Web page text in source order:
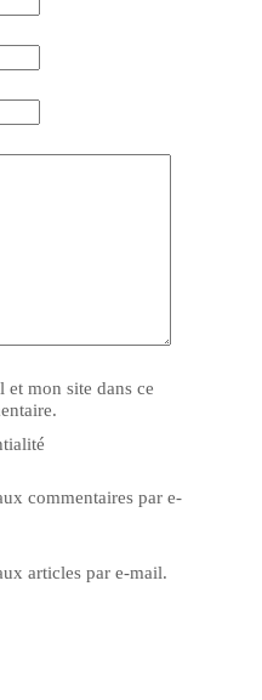
mon site dans ce
commentaires par e-
articles par e-mail.